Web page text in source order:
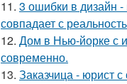
11. 3 ошибки в дизайн -
совпадает с
12. Дом в Нью-йорке с
современно.
13. Заказчица - юрист